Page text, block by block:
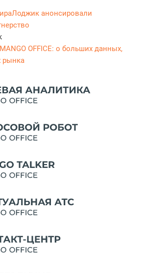
анонсировали
OFFICE: о больших данных,
рынка